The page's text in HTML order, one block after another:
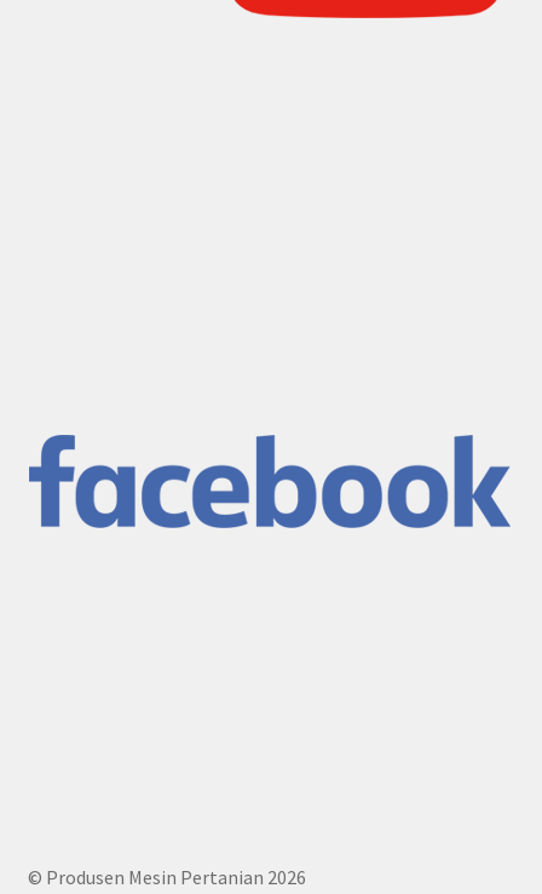
© Produsen Mesin Pertanian 2026